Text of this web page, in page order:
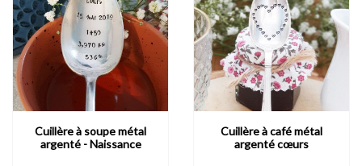
Cuillère à soupe métal
argenté - Naissance
Cuillère à café métal
argenté cœurs